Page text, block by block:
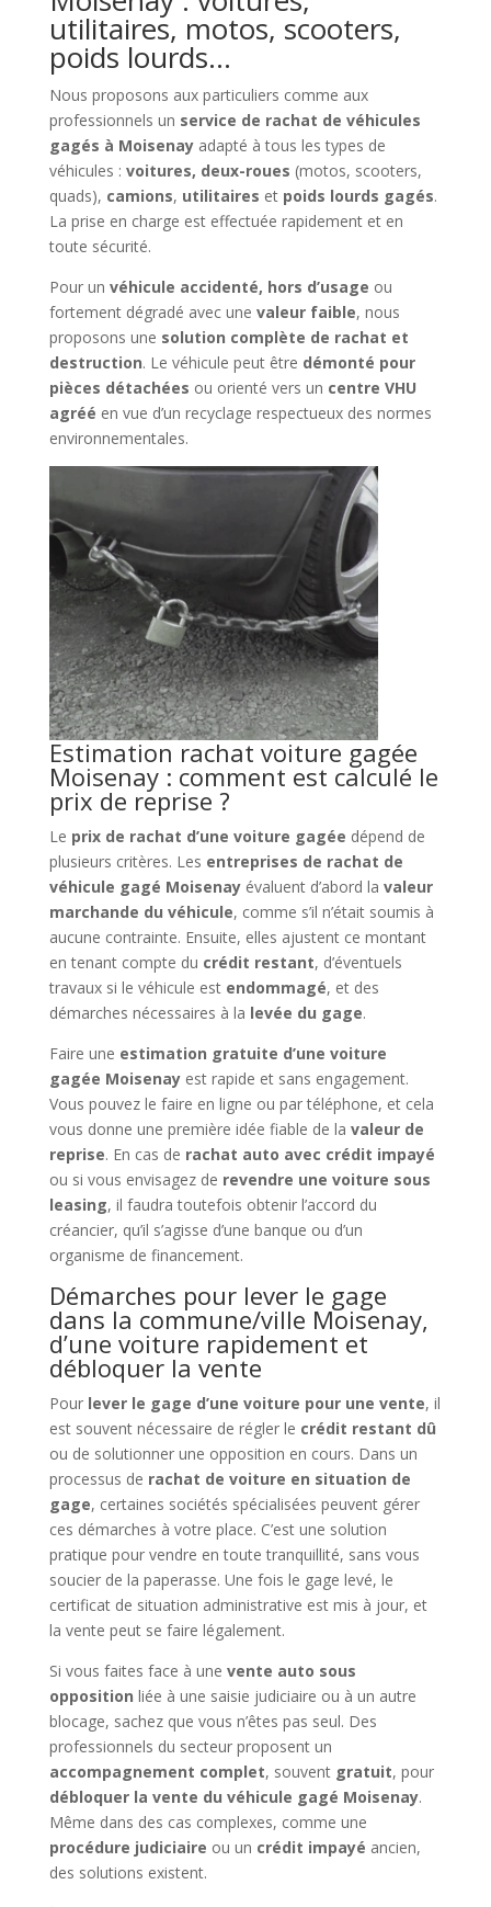
utilitaires, motos, scooters,
poids lourds…
Nous proposons aux particuliers comme aux
professionnels un service de rachat de véhicules
gagés à Moisenayadapté à tous les types de
véhicules : voitures, deux-roues (motos, scooters,
quads), camions, utilitaires et poids lourds gagés.
La prise en charge est effectuée rapidement et en
toute sécurité.
Pour un véhicule accidenté, hors d’usage ou
fortement dégradé avec une valeur faible, nous
proposons une solution complète de rachat et
destruction. Le véhicule peut être démonté pour
pièces détachées ou orienté vers un centre VHU
agréé en vue d’un recyclage respectueux des normes
environnementales.
Estimation rachat voiture gagée
Moisenay : comment est calculé le
prix de reprise ?
Le prix de rachat d’une voiture gagée dépend de
plusieurs critères. Les entreprises de rachat de
véhicule gagé Moisenayévaluent d’abord la valeur
marchande du véhicule, comme s’il n’était soumis à
aucune contrainte. Ensuite, elles ajustent ce montant
en tenant compte du crédit restant, d’éventuels
travaux si le véhicule est endommagé, et des
démarches nécessaires à la levée du gage.
Faire une estimation gratuite d’une voiture
gagée Moisenayest rapide et sans engagement.
Vous pouvez le faire en ligne ou par téléphone, et cela
vous donne une première idée fiable de la valeur de
reprise. En cas de rachat auto avec crédit impayé
ou si vous envisagez de revendre une voiture sous
leasing, il faudra toutefois obtenir l’accord du
créancier, qu’il s’agisse d’une banque ou d’un
organisme de financement.
Démarches pour lever le gage
dans la commune/ville Moisenay,
d’une voiture rapidement et
débloquer la vente
Pour lever le gage d’une voiture pour une vente, il
est souvent nécessaire de régler le crédit restant dû
ou de solutionner une opposition en cours. Dans un
processus de rachat de voiture en situation de
gage, certaines sociétés spécialisées peuvent gérer
ces démarches à votre place. C’est une solution
pratique pour vendre en toute tranquillité, sans vous
soucier de la paperasse. Une fois le gage levé, le
certificat de situation administrative est mis à jour, et
la vente peut se faire légalement.
Si vous faites face à une vente auto sous
opposition liée à une saisie judiciaire ou à un autre
blocage, sachez que vous n’êtes pas seul. Des
professionnels du secteur proposent un
accompagnement complet, souvent gratuit, pour
débloquer la vente du véhicule gagé Moisenay.
Même dans des cas complexes, comme une
procédure judiciaire ou un crédit impayé ancien,
des solutions existent.